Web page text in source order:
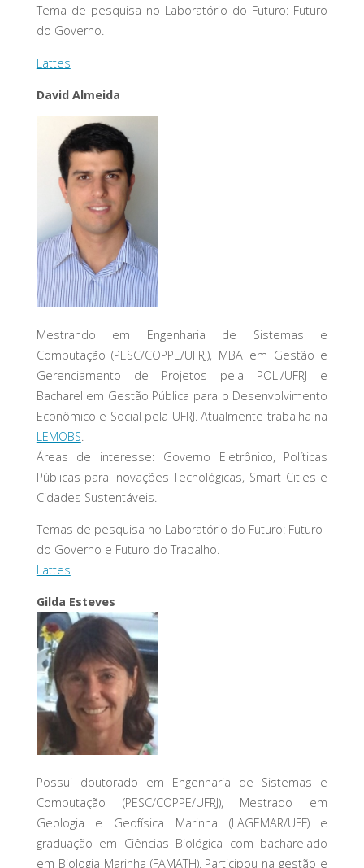
Tema de pesquisa no Laboratório do Futuro: Futuro
do Governo.
Lattes
David Almeida
Mestrando em Engenharia de Sistemas e
Computação (PESC/COPPE/UFRJ), MBA em Gestão e
Gerenciamento de Projetos pela POLI/UFRJ e
Bacharel em Gestão Pública para o Desenvolvimento
Econômico e Social pela UFRJ. Atualmente trabalha na
LEMOBS
Áreas de interesse: Governo Eletrônico, Políticas
Públicas para Inovações Tecnológicas, Smart Cities e
Cidades Sustentáveis.
Temas de pesquisa no Laboratório do Futuro: Futuro
do Governo e Futuro do Trabalho.
Lattes
Gilda Esteves
Possui doutorado em Engenharia de Sistemas e
Computação (PESC/COPPE/UFRJ), Mestrado em
Geologia e Geofísica Marinha (LAGEMAR/UFF) e
graduação em Ciências Biológica com bacharelado
em Biologia Marinha (FAMATH). Participou na gestão e